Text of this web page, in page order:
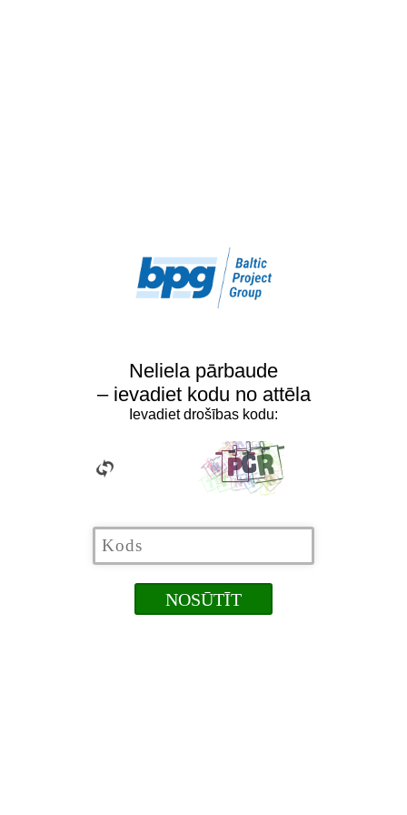
Neliela pārbaude
– ievadiet kodu no attēla
Ievadiet drošības kodu: